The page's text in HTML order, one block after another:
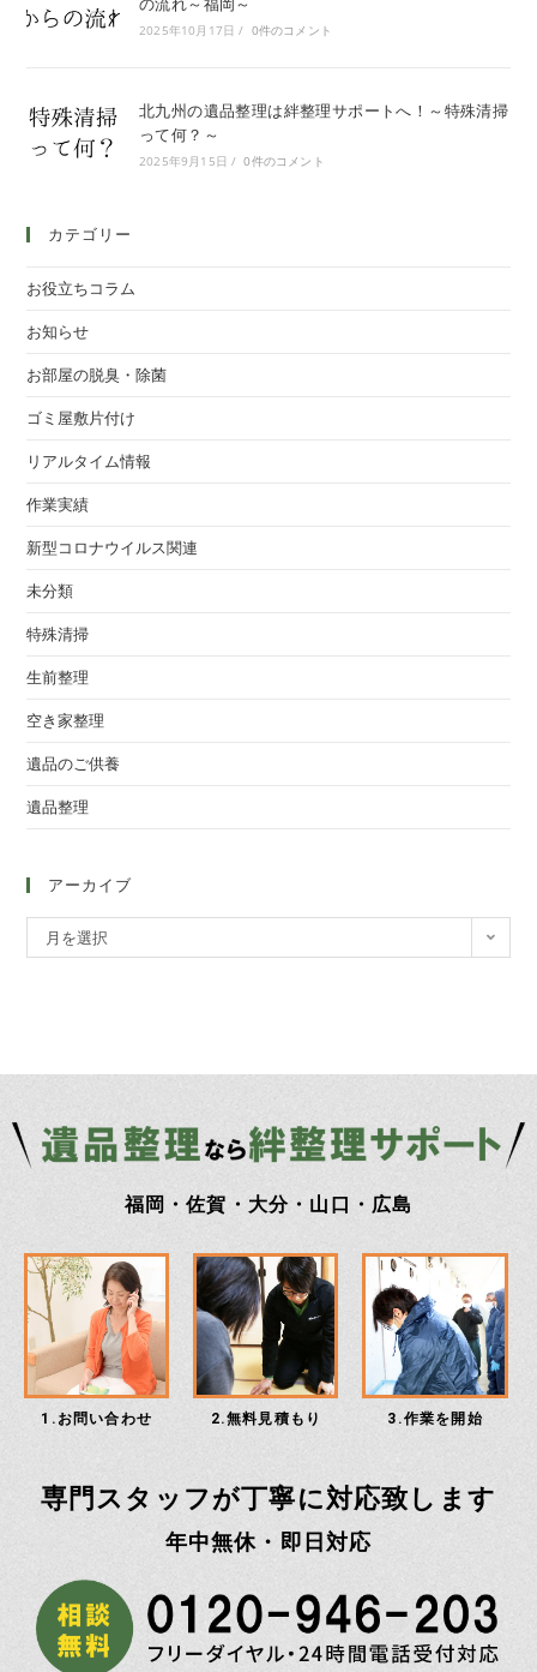
2025年10月17日 / 0件のコメント
北九州の遺品整理は絆整理サポートへ！～特殊清掃
って何？～
2025年9月15日 / 0件のコメント
カテゴリー
お役立ちコラム
お知らせ
お部屋の脱臭・除菌
ゴミ屋敷片付け
リアルタイム情報
作業実績
新型コロナウイルス関連
未分類
特殊清掃
生前整理
空き家整理
遺品のご供養
遺品整理
アーカイブ
月を選択
福岡・佐賀・大分・山口・広島
1.お問い合わせ 2.無料見積もり 3.作業を開始
専門スタッフが丁寧に対応致します
年中無休・即日対応